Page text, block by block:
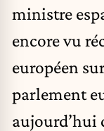
ministre
encore vu
européen
parlement
aujourd’hui